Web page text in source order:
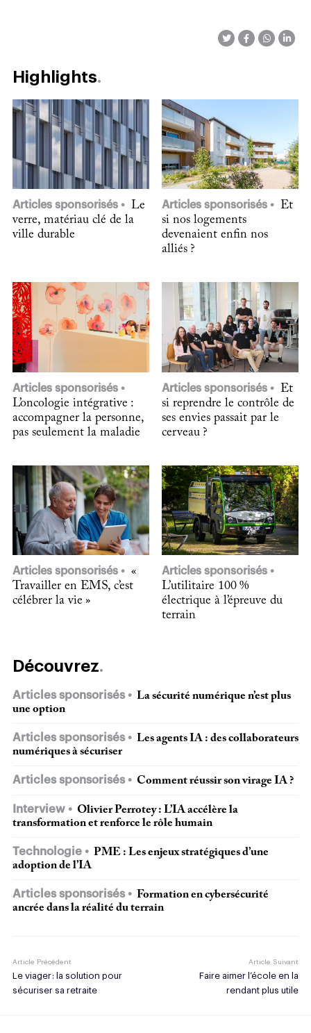
Highlights
Articles sponsorisés
Le
verre, matériau clé de la
ville durable
Articles sponsorisés
Et
si nos logements
devenaient enfin nos
alliés ?
Articles sponsorisés
L’oncologie intégrative :
accompagner la personne,
pas seulement la maladie
Articles sponsorisés
Et
si reprendre le contrôle de
ses envies passait par le
cerveau ?
Articles sponsorisés
«
Travailler en EMS, c’est
célébrer la vie »
Articles sponsorisés
L’utilitaire 100 %
électrique à l’épreuve du
terrain
Découvrez
Articles sponsorisés
La sécurité numérique n’est plus
une option
Articles sponsorisés
Les agents IA : des collaborateurs
numériques à sécuriser
Articles sponsorisés Comment réussir son virage IA ?
Interview
Olivier Perrotey : L’IA accélère la
transformation et renforce le rôle humain
Technologie
PME : Les enjeux stratégiques d’une
adoption de l’IA
Articles sponsorisés
Formation en cybersécurité
ancrée dans la réalité du terrain
Article Précédent
Le viager : la solution pour
sécuriser sa retraite
Article Suivant
Faire aimer l’école en la
rendant plus utile